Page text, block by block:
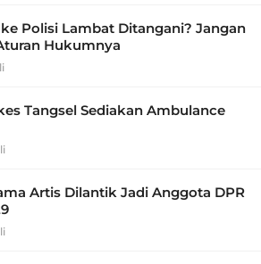
Polisi Lambat Ditangani? Jangan
Hukumnya
Tangsel Sediakan Ambulance
Artis Dilantik Jadi Anggota DPR